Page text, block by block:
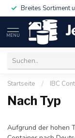
Breites Sortiment
MENU
Startseite / IBC
Nach Typ
Aufgrund der hohen